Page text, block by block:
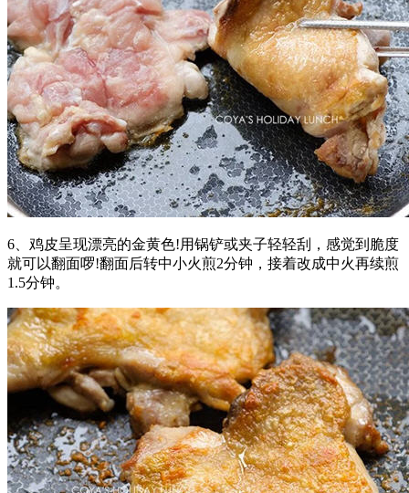
6、鸡皮呈现漂亮的金黄色!用锅铲或夹子轻轻刮，感觉到脆度
就可以翻面啰!翻面后转中小火煎2分钟，接着改成中火再续煎
1.5分钟。